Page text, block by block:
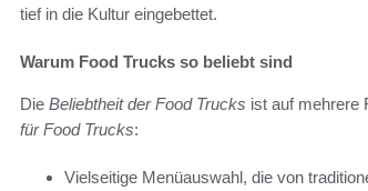
tief in die Kultur eingebettet.
Warum Food Trucks so beliebt sind
Die Beliebtheit der Food Trucks ist auf mehrere
für Food Trucks:
Vielseitige Menüauswahl, die von